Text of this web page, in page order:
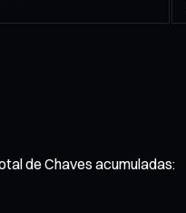
de Chaves acumuladas: